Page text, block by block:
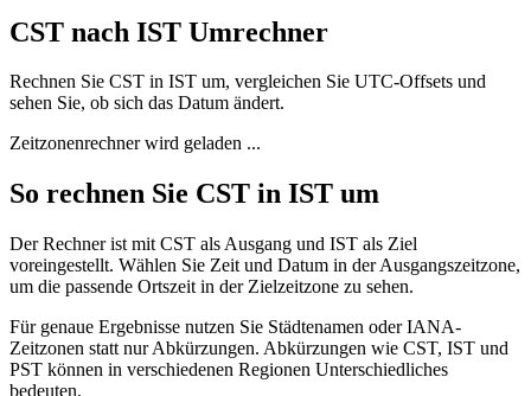
CST nach IST Umrechner
Rechnen Sie CST in IST um, vergleichen Sie UTC-Offsets und
sehen Sie, ob sich das Datum ändert.
Zeitzonenrechner wird geladen ...
So rechnen Sie CST in IST um
Der Rechner ist mit CST als Ausgang und IST als Ziel
voreingestellt. Wählen Sie Zeit und Datum in der Ausgangszeitzone,
um die passende Ortszeit in der Zielzeitzone zu sehen.
Für genaue Ergebnisse nutzen Sie Städtenamen oder IANA-
Zeitzonen statt nur Abkürzungen. Abkürzungen wie CST, IST und
PST können in verschiedenen Regionen Unterschiedliches
bedeuten.